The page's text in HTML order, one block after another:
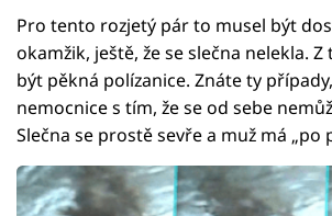
Pro tento rozjetý pár to musel být
okamžik, ještě, že se slečna nelekla.
být pěkná polízanice. Znáte ty
nemocnice s tím, že se od sebe
Slečna se prostě sevře a muž má „po